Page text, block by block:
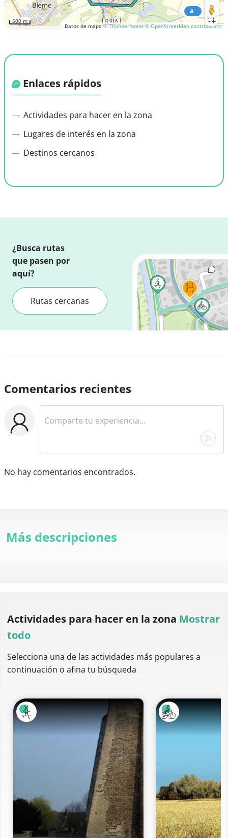
Datos de mapa© Thunderforest © OpenStreetMap contributors
500 m
Enlaces rápidos
Actividades para hacer en la zona
Lugares de interés en la zona
Destinos cercanos
¿Busca rutas
que pasen por
aquí?
Rutas cercanas
Comentarios recientes
No hay comentarios encontrados.
Más descripciones
Actividades para hacer en la zona Mostrar
todo
Selecciona una de las actividades más populares a
continuación o afina tu búsqueda